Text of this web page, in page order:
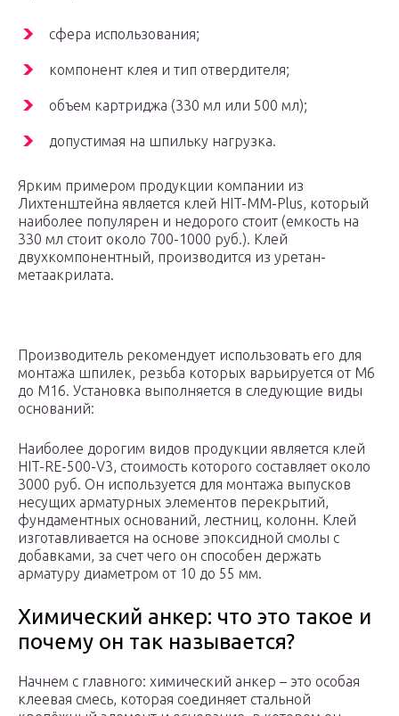
сфера использования;
компонент клея и тип отвердителя;
объем картриджа (330 мл или 500 мл);
допустимая на шпильку нагрузка.
Ярким примером продукции компании из
Лихтенштейна является клей HIT-MM-Plus, который
наиболее популярен и недорого стоит (емкость на
330 мл стоит около 700-1000 руб.). Клей
двухкомпонентный, производится из уретан-
метаакрилата.
Производитель рекомендует использовать его для
монтажа шпилек, резьба которых варьируется от М6
до М16. Установка выполняется в следующие виды
оснований:
Наиболее дорогим видов продукции является клей
HIT-RE-500-V3, стоимость которого составляет около
3000 руб. Он используется для монтажа выпусков
несущих арматурных элементов перекрытий,
фундаментных оснований, лестниц, колонн. Клей
изготавливается на основе эпоксидной смолы с
добавками, за счет чего он способен держать
арматуру диаметром от 10 до 55 мм.
Химический анкер: что это такое и
почему он так называется?
Начнем с главного: химический анкер – это особая
клеевая смесь, которая соединяет стальной